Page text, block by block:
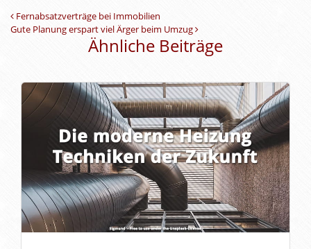
Beitrags-Navigation
Fernabsatzverträge bei Immobilien
Gute Planung erspart viel Ärger beim Umzug
Ähnliche Beiträge